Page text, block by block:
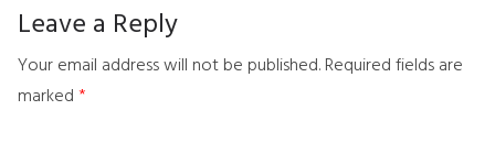
Leave a Reply
Your email address will not be published. Required fields are
marked *